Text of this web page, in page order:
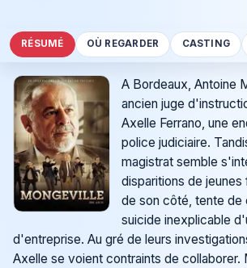
RÉSUMÉ OÙ REGARDER CASTING
A Bordeaux, Antoine
ancien juge
Axelle Ferrano, une
police judiciaire.
magistrat semble
disparitions de
de son côté, tente de
suicide inexplicable
d'entreprise. Au gré de leurs
Axelle se voient contraints de collaborer.